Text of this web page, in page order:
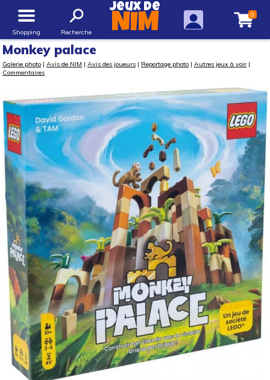
Shopping Recherche
Jeux de
NIM 0
Monkey palace
Galerie photo | Avis de NIM | Avis des joueurs | Reportage photo | Autres jeux à voir |
Commentaires